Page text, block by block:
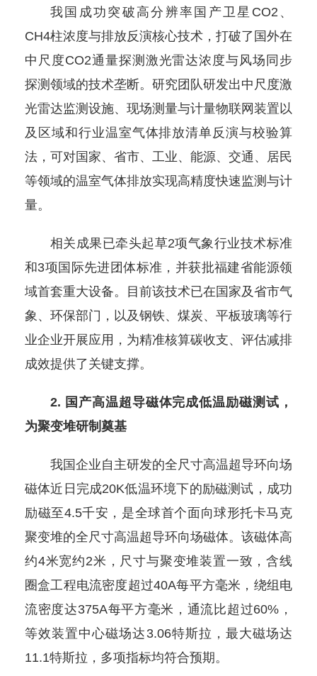
我国成功突破高分辨率国产卫星CO2、
CH4柱浓度与排放反演核心技术，打破了国外在
中尺度CO2通量探测激光雷达浓度与风场同步
探测领域的技术垄断。研究团队研发出中尺度激
光雷达监测设施、现场测量与计量物联网装置以
及区域和行业温室气体排放清单反演与校验算
法，可对国家、省市、工业、能源、交通、居民
等领域的温室气体排放实现高精度快速监测与计
量。
相关成果已牵头起草2项气象行业技术标准
和3项国际先进团体标准，并获批福建省能源领
域首套重大设备。目前该技术已在国家及省市气
象、环保部门，以及钢铁、煤炭、平板玻璃等行
业企业开展应用，为精准核算碳收支、评估减排
成效提供了关键支撑。
2. 国产高温超导磁体完成低温励磁测试，
为聚变堆研制奠基
我国企业自主研发的全尺寸高温超导环向场
磁体近日完成20K低温环境下的励磁测试，成功
励磁至4.5千安，是全球首个面向球形托卡马克
聚变堆的全尺寸高温超导环向场磁体。该磁体高
约4米宽约2米，尺寸与聚变堆装置一致，含线
圈盒工程电流密度超过40A每平方毫米，绕组电
流密度达375A每平方毫米，通流比超过60%，
等效装置中心磁场达3.06特斯拉，最大磁场达
11.1特斯拉，多项指标均符合预期。